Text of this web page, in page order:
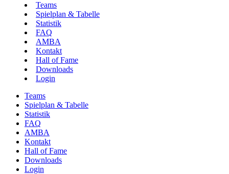
Teams
Spielplan & Tabelle
Statistik
FAQ
AMBA
Kontakt
Hall of Fame
Downloads
Login
Teams
Spielplan & Tabelle
Statistik
FAQ
AMBA
Kontakt
Hall of Fame
Downloads
Login